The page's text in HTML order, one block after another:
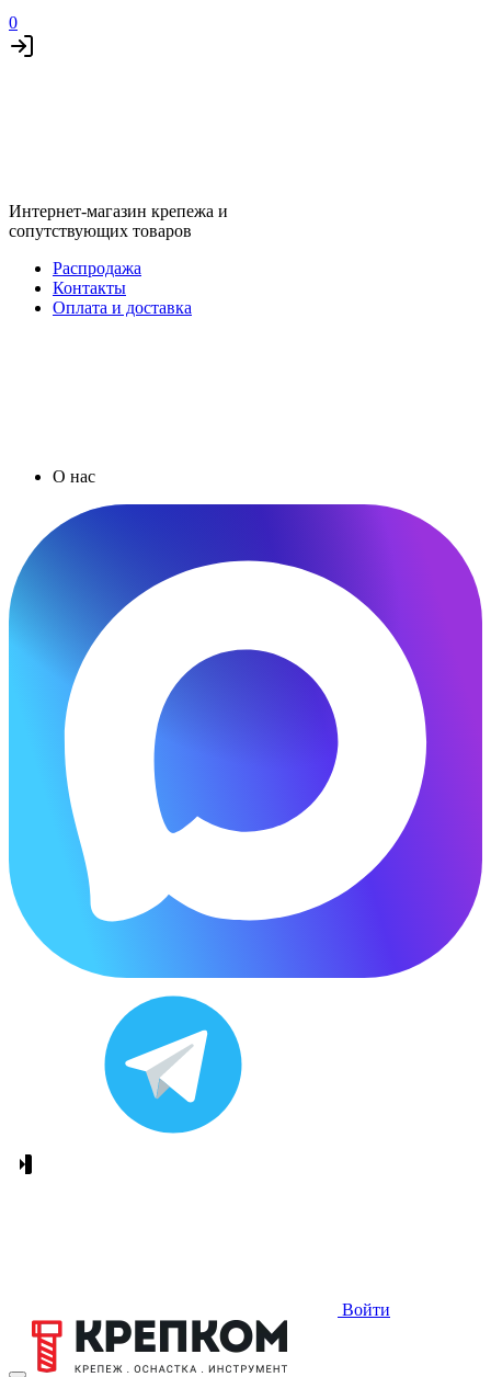
0
Интернет-магазин крепежа и
сопутствующих товаров
Распродажа
Контакты
Оплата и доставка
О нас
Войти